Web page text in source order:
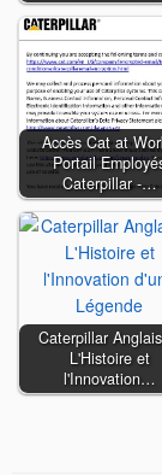
Accès Cat at
Portail
Caterpillar -…
Caterpillar
L'Histoire et
l'Innovation…